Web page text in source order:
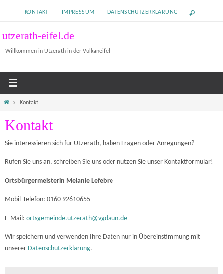
KONTAKT IMPRESSUM DATENSCHUTZERKLÄRUNG
utzerath-eifel.de
Willkommen in Utzerath in der Vulkaneifel
HomeKontakt
Kontakt
Sie interessieren sich für Utzerath, haben Fragen oder Anregungen?
Rufen Sie uns an, schreiben Sie uns oder nutzen Sie unser Kontaktformular!
Ortsbürgermeisterin Melanie Lefebre
Mobil-Telefon: 0160 92610655
E-Mail: ortsgemeinde.utzerath@vgdaun.de
Wir speichern und verwenden Ihre Daten nur in Übereinstimmung mit
unserer Datenschutzerklärung.